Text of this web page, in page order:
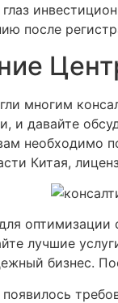
после
многим
и давайте
необходимо
Китая,
лучшие
бизнес.
появилось